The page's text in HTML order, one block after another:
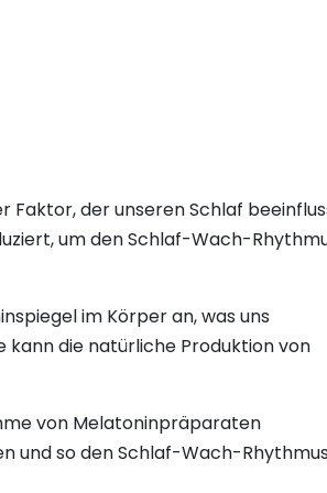
Faktor, der unseren Schlaf
um den Schlaf-Wach-
im Körper an, was uns
kann die natürliche Produktion von
von Melatoninpräparaten
und so den Schlaf-Wach-Rhythmus